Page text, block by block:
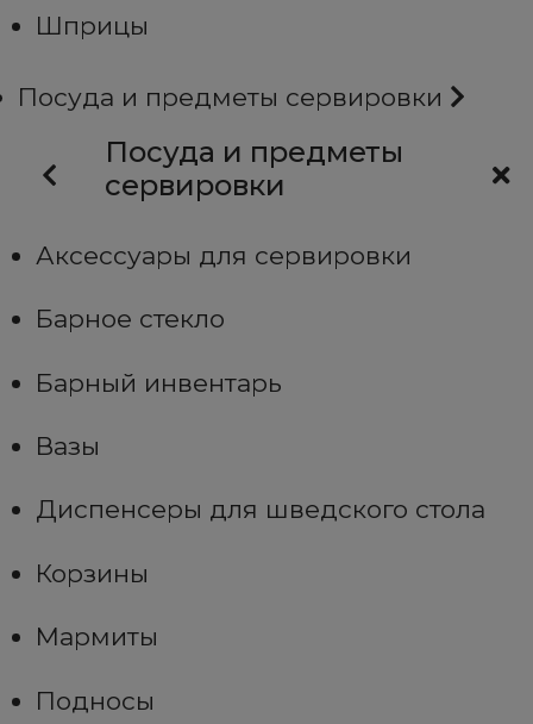
Шприцы
Посуда и предметы сервировки
Посуда и предметы
сервировки
Аксессуары для сервировки
Барное стекло
Барный инвентарь
Вазы
Диспенсеры для шведского стола
Корзины
Мармиты
Подносы